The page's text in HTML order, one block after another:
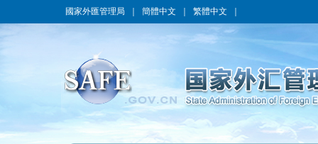
國家外匯管理局 簡體中文 繁體中文